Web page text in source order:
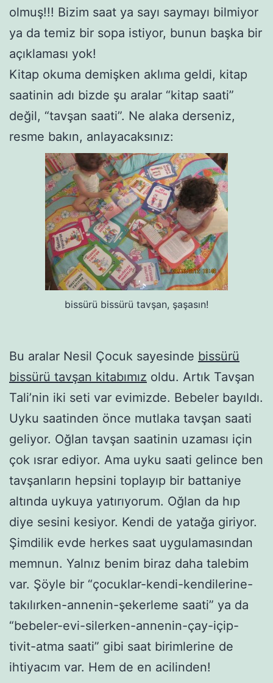
olmuş!!! Bizim saat ya sayı saymayı bilmiyor
ya da temiz bir sopa istiyor, bunun başka bir
açıklaması yok!
Kitap okuma demişken aklıma geldi, kitap
saatinin adı bizde şu aralar “kitap saati”
değil, “tavşan saati”. Ne alaka derseniz,
resme bakın, anlayacaksınız:
bissürü bissürü tavşan, şaşasın!
Bu aralar Nesil Çocuk sayesinde bissürü
bissürü tavşan kitabımız oldu. Artık Tavşan
Tali’nin iki seti var evimizde. Bebeler bayıldı.
Uyku saatinden önce mutlaka tavşan saati
geliyor. Oğlan tavşan saatinin uzaması için
çok ısrar ediyor. Ama uyku saati gelince ben
tavşanların hepsini toplayıp bir battaniye
altında uykuya yatırıyorum. Oğlan da hıp
diye sesini kesiyor. Kendi de yatağa giriyor.
Şimdilik evde herkes saat uygulamasından
memnun. Yalnız benim biraz daha talebim
var. Şöyle bir “çocuklar-kendi-kendilerine-
takılırken-annenin-şekerleme saati” ya da
“bebeler-evi-silerken-annenin-çay-içip-
tivit-atma saati” gibi saat birimlerine de
ihtiyacım var. Hem de en acilinden!